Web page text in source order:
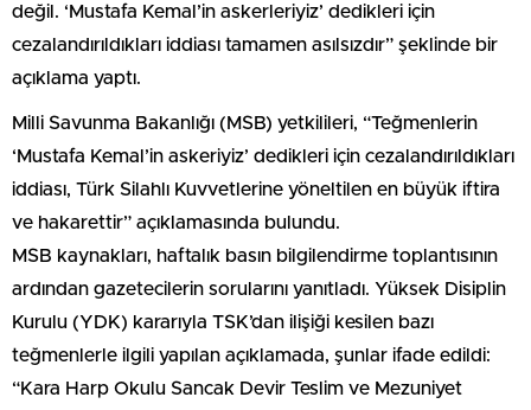
değil. ‘Mustafa Kemal’in askerleriyiz’ dedikleri için
cezalandırıldıkları iddiası tamamen asılsızdır” şeklinde bir
açıklama yaptı.
Milli Savunma Bakanlığı (MSB) yetkilileri, “Teğmenlerin
‘Mustafa Kemal’in askeriyiz’ dedikleri için cezalandırıldıkları
iddiası, Türk Silahlı Kuvvetlerine yöneltilen en büyük iftira
ve hakarettir” açıklamasında bulundu.
MSB kaynakları, haftalık basın bilgilendirme toplantısının
ardından gazetecilerin sorularını yanıtladı. Yüksek Disiplin
Kurulu (YDK) kararıyla TSK’dan ilişiği kesilen bazı
teğmenlerle ilgili yapılan açıklamada, şunlar ifade edildi:
“Kara Harp Okulu Sancak Devir Teslim ve Mezuniyet